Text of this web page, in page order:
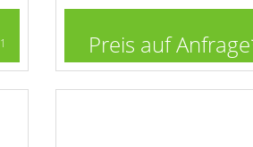
1 Preis auf